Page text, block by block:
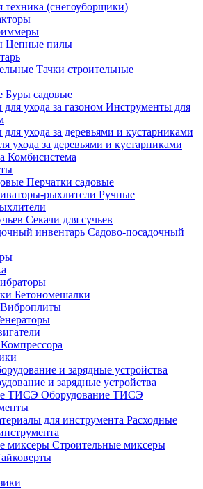
техника (снегоуборщики)
Цепные пилы
Тачки строительные
Буры садовые
Инструменты для
ухода за деревьями и кустарниками
Комбисистема
Перчатки садовые
Ручные
Секачи для сучьев
Садово-посадочный
Бетономешалки
Виброплиты
Компрессора
и зарядные устройства
Оборудование ТИСЭ
Расходные
Строительные миксеры